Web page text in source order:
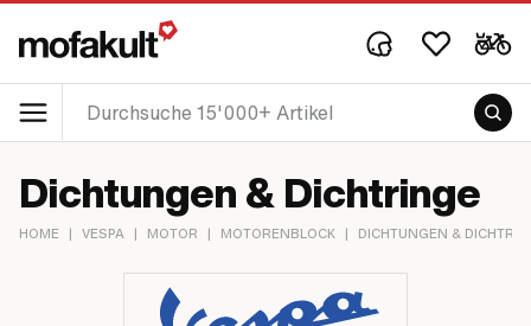
Dichtungen & Dichtringe
HOME | VESPA | MOTOR | MOTORENBLOCK | DICHTUNGEN &